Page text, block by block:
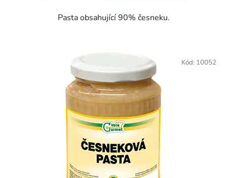
Pasta obsahující 90% česneku.
Kód: 10052